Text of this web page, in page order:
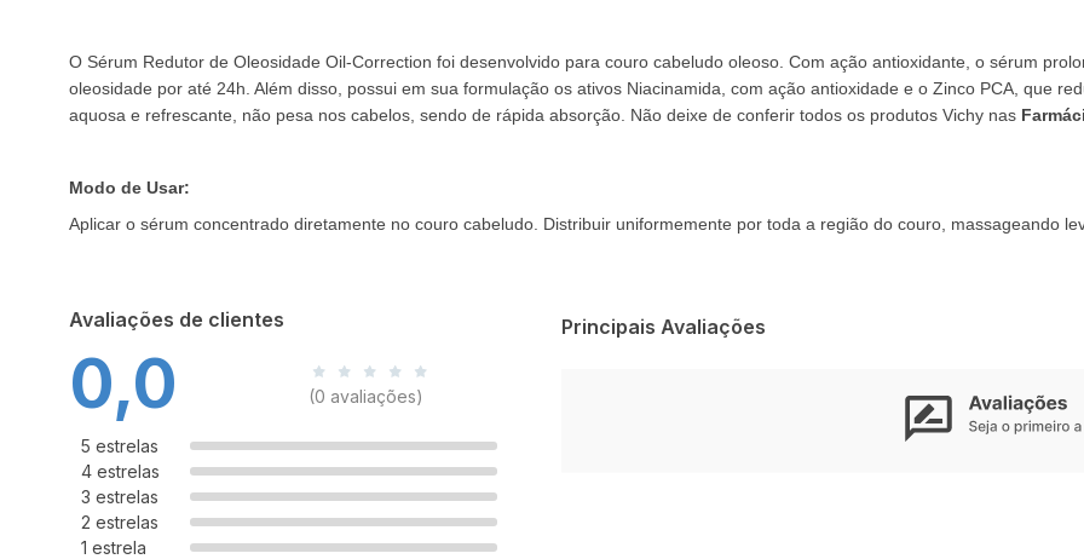
O Sérum Redutor de Oleosidade Oil-Correction foi desenvolvido para couro cabeludo oleoso. Com ação antioxidante, o sérum
oleosidade por até 24h. Além disso, possui em sua formulação os ativos Niacinamida, com ação antioxidade e o Zinco PCA, que
aquosa e refrescante, não pesa nos cabelos, sendo de rápida absorção. Não deixe de conferir todos os produtos Vichy nas
Modo de Usar:
Aplicar o sérum concentrado diretamente no couro cabeludo. Distribuir uniformemente por toda a região do couro, massageando
Avaliações de clientes
0,0 (0 avaliações)
5 estrelas
4 estrelas
3 estrelas
2 estrelas
1 estrela
Principais Avaliações